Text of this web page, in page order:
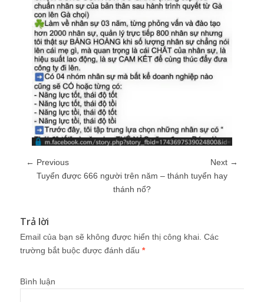
← Previous
Next →
Tuyển được 666 người trên năm – thánh tuyển hay
thánh nổ?
Trả lời
Email của bạn sẽ không được hiển thị công khai. Các
trường bắt buộc được đánh dấu *
Bình luận